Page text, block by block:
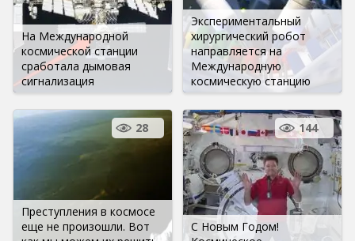
На Международной
космической станции
сработала дымовая
сигнализация
Экспериментальный
хирургический робот
направляется на
Международную
космическую станцию
Преступления в космосе
еще не произошли. Вот
28
С Новым Годом!
144